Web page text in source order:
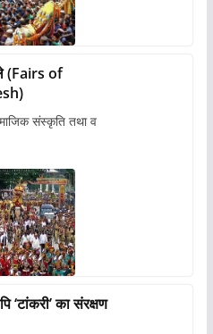
(Fairs of
संस्कृति तथा व